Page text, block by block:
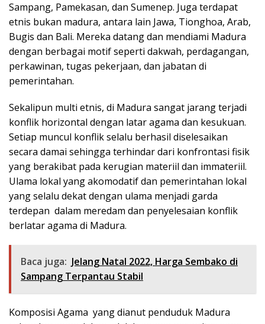
Sampang, Pamekasan, dan Sumenep. Juga terdapat
etnis bukan madura, antara lain Jawa, Tionghoa, Arab,
Bugis dan Bali. Mereka datang dan mendiami Madura
dengan berbagai motif seperti dakwah, perdagangan,
perkawinan, tugas pekerjaan, dan jabatan di
pemerintahan.
Sekalipun multi etnis, di Madura sangat jarang terjadi
konflik horizontal dengan latar agama dan kesukuan.
Setiap muncul konflik selalu berhasil diselesaikan
secara damai sehingga terhindar dari konfrontasi fisik
yang berakibat pada kerugian materiil dan immateriil.
Ulama lokal yang akomodatif dan pemerintahan lokal
yang selalu dekat dengan ulama menjadi garda
terdepan dalam meredam dan penyelesaian konflik
berlatar agama di Madura.
Baca juga: Jelang Natal 2022, Harga Sembako di
Sampang Terpantau Stabil
Komposisi Agama yang dianut penduduk Madura